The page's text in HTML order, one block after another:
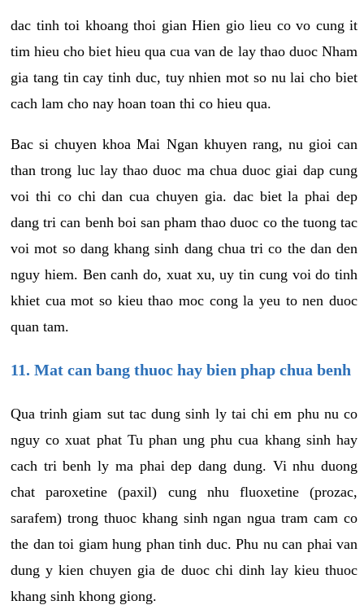
dac tinh toi khoang thoi gian Hien gio lieu co vo cung it
tim hieu cho biet hieu qua cua van de lay thao duoc Nham
gia tang tin cay tinh duc, tuy nhien mot so nu lai cho biet
cach lam cho nay hoan toan thi co hieu qua.
Bac si chuyen khoa Mai Ngan khuyen rang, nu gioi can
than trong luc lay thao duoc ma chua duoc giai dap cung
voi thi co chi dan cua chuyen gia. dac biet la phai dep
dang tri can benh boi san pham thao duoc co the tuong tac
voi mot so dang khang sinh dang chua tri co the dan den
nguy hiem. Ben canh do, xuat xu, uy tin cung voi do tinh
khiet cua mot so kieu thao moc cong la yeu to nen duoc
quan tam.
11. Mat can bang thuoc hay bien phap chua benh
Qua trinh giam sut tac dung sinh ly tai chi em phu nu co
nguy co xuat phat Tu phan ung phu cua khang sinh hay
cach tri benh ly ma phai dep dang dung. Vi nhu duong
chat paroxetine (paxil) cung nhu fluoxetine (prozac,
sarafem) trong thuoc khang sinh ngan ngua tram cam co
the dan toi giam hung phan tinh duc. Phu nu can phai van
dung y kien chuyen gia de duoc chi dinh lay kieu thuoc
khang sinh khong giong.